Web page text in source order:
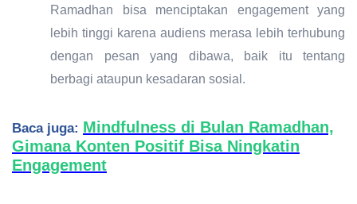
Ramadhan bisa menciptakan engagement yang
lebih tinggi karena audiens merasa lebih terhubung
dengan pesan yang dibawa, baik itu tentang
berbagi ataupun kesadaran sosial.
Baca juga: Mindfulness di Bulan Ramadhan,
Gimana Konten Positif Bisa Ningkatin
Engagement